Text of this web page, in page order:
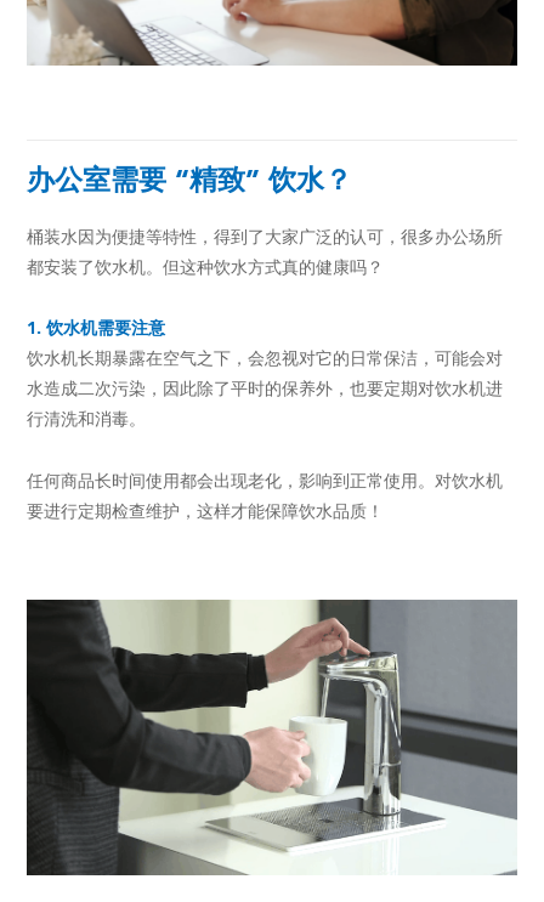
办公室需要 “精致” 饮水？
桶装水因为便捷等特性，得到了大家广泛的认可，很多办公场所
都安装了饮水机。但这种饮水方式真的健康吗？
1. 饮水机需要注意
饮水机长期暴露在空气之下，会忽视对它的日常保洁，可能会对
水造成二次污染，因此除了平时的保养外，也要定期对饮水机进
行清洗和消毒。
任何商品长时间使用都会出现老化，影响到正常使用。对饮水机
要进行定期检查维护，这样才能保障饮水品质！